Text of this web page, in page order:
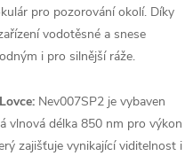
pro pozorování okolí. Díky
vodotěsné a snese
i pro silnější ráže.
Nev007SP2 je vybaven
vlnová délka 850 nm pro výkon
zajišťuje vynikající viditelnost i